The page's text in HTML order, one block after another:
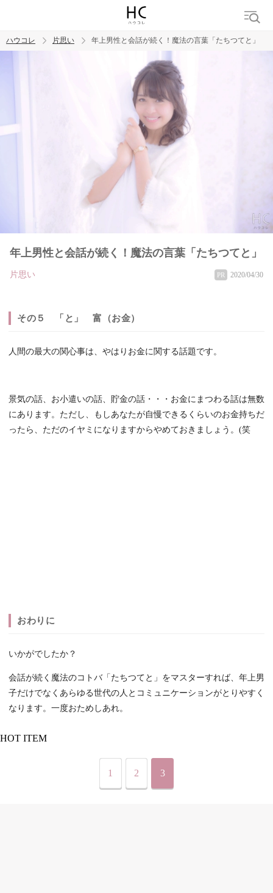
女磨き
ハウコレ 片思い 年上男性と会話が続く！魔法の言葉「たちつてと」
年上男性と会話が続く！魔法の言葉「たちつてと」
片思い PR 2020/04/30
その５ 「と」 富（お金）
人間の最大の関心事は、やはりお金に関する話題です。
景気の話、お小遣いの話、貯金の話・・・お金にまつわる話は無数
にあります。ただし、もしあなたが自慢できるくらいのお金持ちだ
ったら、ただのイヤミになりますからやめておきましょう。(笑
おわりに
いかがでしたか？
会話が続く魔法のコトバ「たちつてと」をマスターすれば、年上男
子だけでなくあらゆる世代の人とコミュニケーションがとりやすく
なります。一度おためしあれ。
HOT ITEM
1 2 3